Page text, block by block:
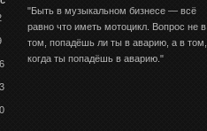
"Быть в музыкальном бизнесе — всё
равно что иметь мотоцикл. Вопрос не в
том, попадёшь ли ты в аварию, а в том,
когда ты попадёшь в аварию."